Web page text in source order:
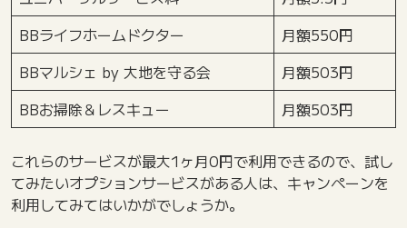
BBライフホームドクター
月額550円
BBマルシェ by 大地を守る会
月額503円
BBお掃除＆レスキュー
月額503円
これらのサービスが最大1ヶ月0円で利用できるので、試し
てみたいオプションサービスがある人は、キャンペーンを
利用してみてはいかがでしょうか。